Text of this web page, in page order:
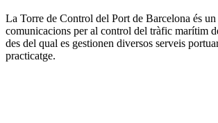
La Torre de Control del Port de Barcelona és un
comunicacions per al control del tràfic marítim
des del qual es gestionen diversos serveis
practicatge.